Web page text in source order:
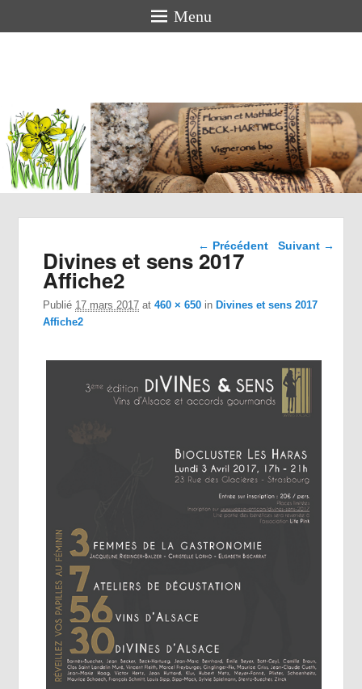
Menu
BECK-
HARTWEG
Vigneron bio en Alsace
Navigation dans les
← Précédent Suivant →
Divines et sens 2017
Affiche2
Publié 17 mars 2017 at460 × 650 in Divines et sens 2017
Affiche2